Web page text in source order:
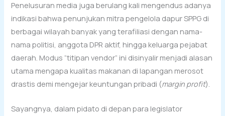
Penelusuran media juga berulang kali mengendus adanya
indikasi bahwa penunjukan mitra pengelola dapur SPPG di
berbagai wilayah banyak yang terafiliasi dengan nama-
nama politisi, anggota DPR aktif, hingga keluarga pejabat
daerah. Modus “titipan vendor” ini disinyalir menjadi alasan
utama mengapa kualitas makanan di lapangan merosot
drastis demi mengejar keuntungan pribadi (margin profit).
Sayangnya, dalam pidato di depan para legislator